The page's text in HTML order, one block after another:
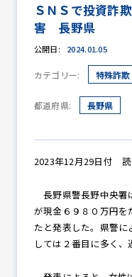
防
防
ＳＮＳで投資詐
害 長野県
公開日: 2024.01.05
カテゴリー: 特殊詐欺
都道府県: 長野県
2023年12月29日付
長野県警長野中央署
が現金６９８０万円を
たと発表した。県警に
しては２番目に多く、